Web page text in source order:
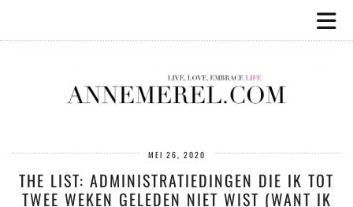
MEI 26, 2020
THE LIST: ADMINISTRATIEDINGEN DIE IK TOT
TWEE WEKEN GELEDEN NIET WIST (WANT IK